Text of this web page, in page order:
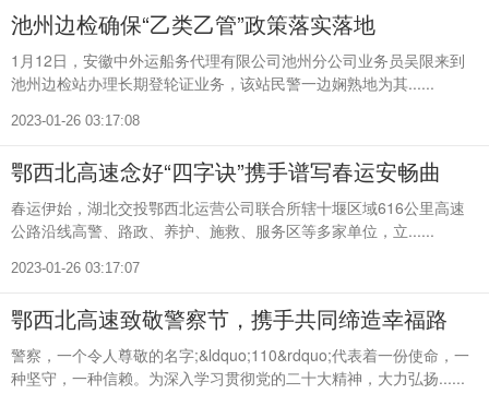
池州边检确保“乙类乙管”政策落实落地
1月12日，安徽中外运船务代理有限公司池州分公司业务员吴限来到
池州边检站办理长期登轮证业务，该站民警一边娴熟地为其......
2023-01-26 03:17:08
鄂西北高速念好“四字诀”携手谱写春运安畅曲
春运伊始，湖北交投鄂西北运营公司联合所辖十堰区域616公里高速
公路沿线高警、路政、养护、施救、服务区等多家单位，立......
2023-01-26 03:17:07
鄂西北高速致敬警察节，携手共同缔造幸福路
警察，一个令人尊敬的名字;&ldquo;110&rdquo;代表着一份使命，一
种坚守，一种信赖。为深入学习贯彻党的二十大精神，大力弘扬......